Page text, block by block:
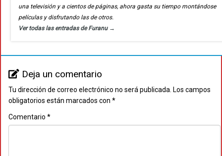
una televisión y a cientos de páginas, ahora gasta su tiempo montándose
películas y disfrutando las de otros.
Ver todas las entradas de Furanu →
Deja un comentario
Tu dirección de correo electrónico no será publicada. Los campos
obligatorios están marcados con *
Comentario *